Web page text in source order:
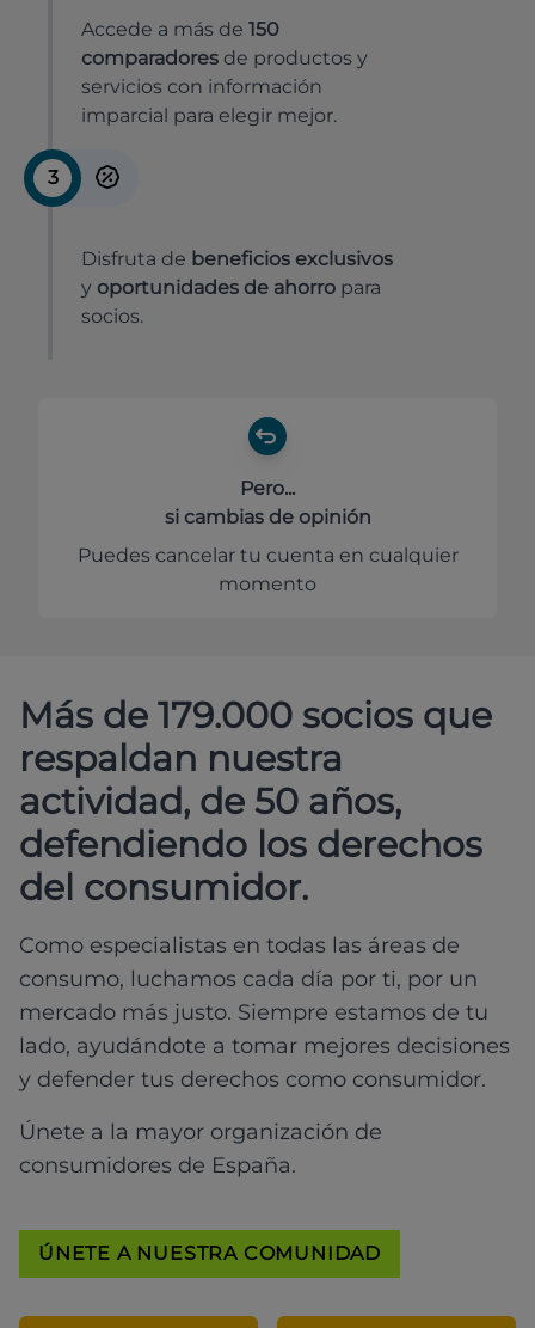
Accede a más de 150
comparadores de productos y
servicios con información
imparcial para elegir mejor.
3
Disfruta de beneficios exclusivos
y oportunidades de ahorro para
socios.
Pero...
si cambias de opinión
Puedes cancelar tu cuenta en cualquier
momento
Más de 179.000 socios que
respaldan nuestra
actividad, de 50 años,
defendiendo los derechos
del consumidor.
Como especialistas en todas las áreas de
consumo, luchamos cada día por ti, por un
mercado más justo. Siempre estamos de tu
lado, ayudándote a tomar mejores decisiones
y defender tus derechos como consumidor.
Únete a la mayor organización de
consumidores de España.
ÚNETE A NUESTRA COMUNIDAD